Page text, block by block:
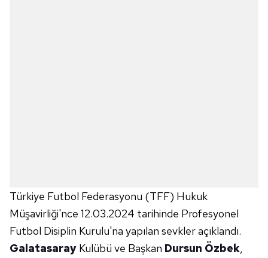
Türkiye Futbol Federasyonu (TFF) Hukuk
Müşavirliği'nce 12.03.2024 tarihinde Profesyonel
Futbol Disiplin Kurulu'na yapılan sevkler açıklandı.
Galatasaray Kulübü ve Başkan Dursun Özbek,